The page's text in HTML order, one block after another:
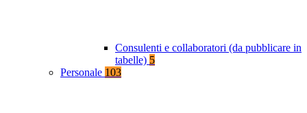
Consulenti e collaboratori (da pubblicare in
tabelle) 5
Personale 103